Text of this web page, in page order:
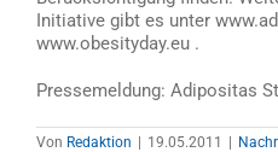
Initiative gibt es unter
www.obesityday.eu .
Pressemeldung: Adipositas
Von Redaktion | 19.05.2011 |